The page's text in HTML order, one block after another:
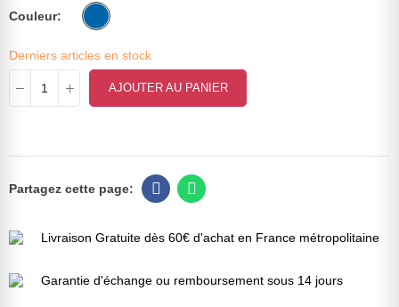
Couleur
Derniers articles en stock
AJOUTER AU PANIER
Livraison Gratuite dès 60€ d'achat en France métropolitaine
Garantie d'échange ou remboursement sous 14 jours